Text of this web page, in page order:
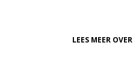
LEES MEER OVER